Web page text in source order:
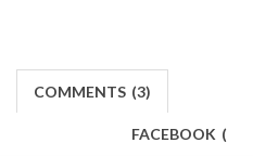
COMMENTS (3)
FACEBOOK (